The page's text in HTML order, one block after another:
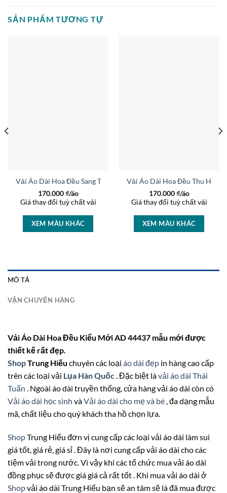
SẢN PHẨM TƯƠNG TỰ
Vải Áo Dài Hoa Đều Sang Trọng AD 36975
170.000₫/áo
Giá thay đổi tuỳ chất vải
XEM MÀU KHÁC
Vải Áo Dài Hoa Đều Thu Hút
170.000₫/áo
Giá thay đổi tuỳ chất vải
XEM MÀU KHÁC
27169
MÔ TẢ
VẬN CHUYỂN HÀNG
Vải Áo Dài Hoa Đều Kiểu Mới AD 44437 mẫu mới được
thiết kế rất đẹp.
ShopTrung Hiếu chuyên các loại áo dài đẹp in hàng cao cấp
trên các loại vải Lụa Hàn Quốc . Đặc biệt làvải áo dài Thái
Tuấn . Ngoài áo dài truyền thống, cửa hàng vải áo dài còn có
Vải áo dài học sinh vàVải áo dài cho mẹ và bé , đa dạng mẫu
mã, chất liệu cho quý khách tha hồ chọn lựa.
ShopTrung Hiếu đơn vị cung cấp các loại vải áo dài làm sui
giá tốt, giá rẻ, giá sỉ . Đây là nơi cung cấp vải áo dài cho các
tiệm vải trong nước. Vì vậy khi các tổ chức mua vải áo dài
đồng phục sẽ được giá giá cả rất tốt . Khi mua vải áo dài ở
Shopvải áo dài Trung Hiếu bạn sẽ an tâm sẽ là đã mua được